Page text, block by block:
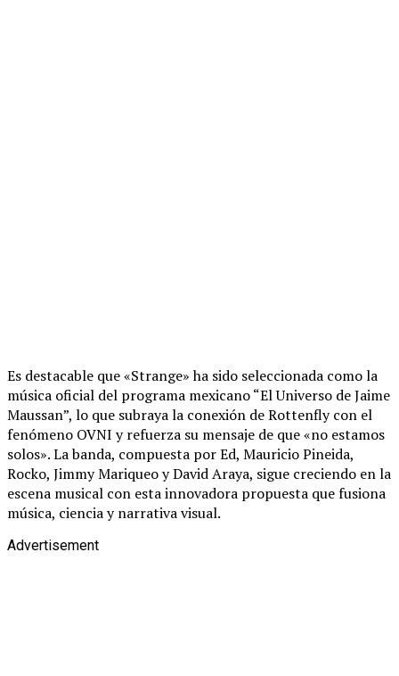
Es destacable que «Strange» ha sido seleccionada como la
música oficial del programa mexicano “El Universo de Jaime
Maussan”, lo que subraya la conexión de Rottenfly con el
fenómeno OVNI y refuerza su mensaje de que «no estamos
solos». La banda, compuesta por Ed, Mauricio Pineida,
Rocko, Jimmy Mariqueo y David Araya, sigue creciendo en la
escena musical con esta innovadora propuesta que fusiona
música, ciencia y narrativa visual.
Advertisement